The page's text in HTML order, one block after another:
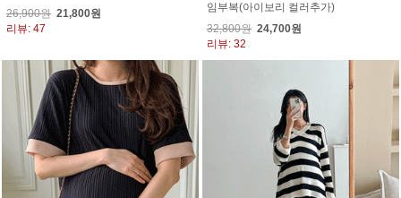
26,900원 21,800원
리뷰: 47
임부복(아이보리 컬러추가)
32,800원 24,700원
리뷰: 32